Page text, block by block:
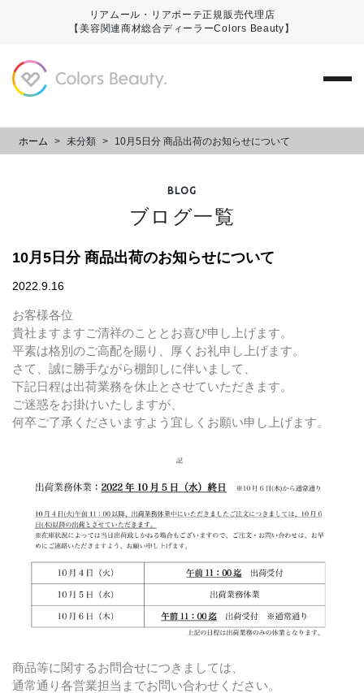
リアムール・リアボーテ正規販売代理店
【美容関連商材総合ディーラーColors Beauty】
ホーム > 未分類 > 10月5日分 商品出荷のお知らせについて
BLOG
ブログ一覧
10月5日分 商品出荷のお知らせについて
2022.9.16
お客様各位
貴社ますますご清祥のこととお喜び申し上げます。
平素は格別のご高配を賜り、厚くお礼申し上げます。
さて、誠に勝手ながら棚卸しに伴いまして、
下記日程は出荷業務を休止とさせていただきます。
ご迷惑をお掛けいたしますが、
何卒ご了承くださいますよう宜しくお願い申し上げます。
商品等に関するお問合せにつきましては、
通常通り各営業担当までお問い合わせください。